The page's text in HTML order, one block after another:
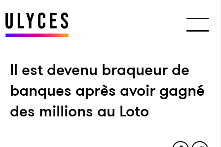
Il est devenu braqueur de
banques après avoir gagné
des millions au Loto